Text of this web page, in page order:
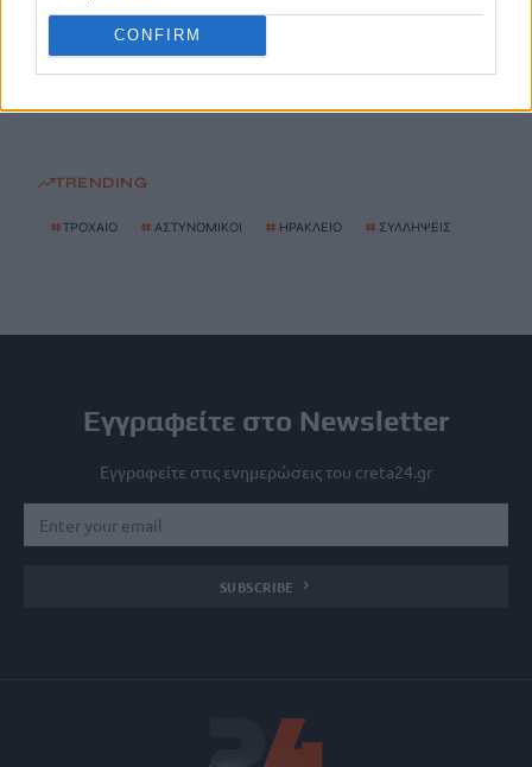
CONFIRM
Γερμανία: Εθεάθησαν drones πάνω από στρατιωτική βάση-
Φυλάσσονται Patriot κι ανταλλακτικά εξοπλισμών
TRENDING
#ΤΡΟΧΑΙΟ # ΑΣΤΥΝΟΜΙΚΟΙ # ΗΡΑΚΛΕΙΟ # ΣΥΛΛΗΨΕΙΣ
Εγγραφείτε στο Newsletter
Εγγραφείτε στις ενημερώσεις του creta24.gr
SUBSCRIBE